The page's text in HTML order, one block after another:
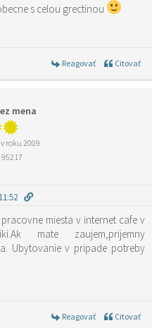
s celou grectinou
Reagovať Citovať
mena
roku 2009
95217
miesta v internet cafe v
mate zaujem,prijemny
Ubytovanie v pripade potreby
Reagovať Citovať